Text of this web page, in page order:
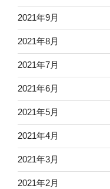
2021年9月
2021年8月
2021年7月
2021年6月
2021年5月
2021年4月
2021年3月
2021年2月